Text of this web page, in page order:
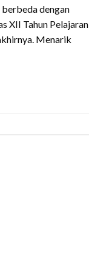
dengan
XII Tahun Pelajaran
Menarik